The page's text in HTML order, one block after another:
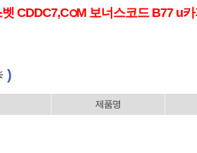
CDDC7,CഠM 보너스코드 B77
)
제품명